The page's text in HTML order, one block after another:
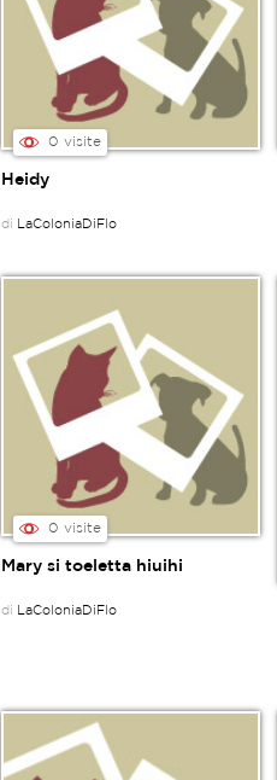
0 visite
Heidy
di LaColoniaDiFlo
0 visite
Mary si toeletta hiuihi
di LaColoniaDiFlo